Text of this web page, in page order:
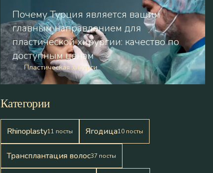
Почему Турция является вашим
главным направлением для
пластической хирургии: качество по
доступным ценам
Пластическая хирурги
Категории
Rhinoplasty11 посты Ягодица10 посты
Трансплантация волос37 посты